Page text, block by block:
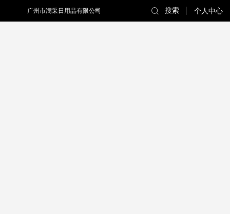
广州市满采日用品有限公司 个人中心
搜索